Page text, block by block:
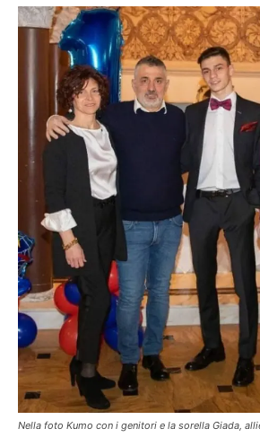
Nella foto Kumo con i genitori e la sorella Giada,